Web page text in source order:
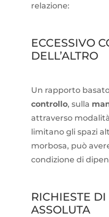
relazione:
ECCESSIVO
DELL’ALTRO
Un rapporto
controllo, sulla
attraverso
limitano gli spazi
morbosa, può
condizione di
RICHIESTE
ASSOLUTA